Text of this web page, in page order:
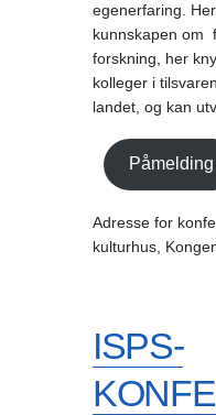
egenerfaring.
kunnskapen om
forskning, her
kolleger i
landet, og kan
Påmelding
Adresse for
kulturhus,
ISPS-